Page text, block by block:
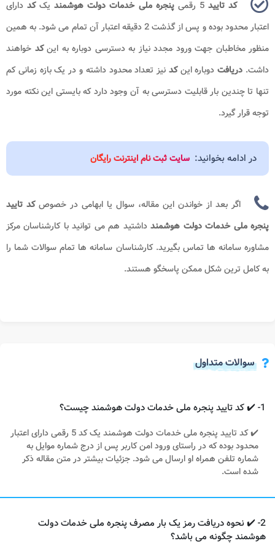
کد تایید 5 رقمی پنجره ملی خدمات دولت هوشمندیککد دارای
اعتبار محدود بوده و پس از گذشت 2 دقیقه اعتبار آن تمام می شود. به همین
منظور مخاطبان جهت ورود مجدد نیاز به دسترسی دوباره به اینکد خواهند
داشت. دریافت دوباره اینکد نیز تعداد محدود داشته و در یک بازه زمانی کم
تنها تا چندین بار قابلیت دسترسی به آن وجود دارد که بایستی این نکته مورد
توجه قرار گیرد.
در ادامه بخوانید: سایت ثبت نام اینترنت رایگان
اگر بعد از خواندن این مقاله، سوال یا ابهامی در خصوصکد تایید
پنجره ملی خدمات دولت هوشمندداشتید هم می توانید با کارشناسان مرکز
مشاوره سامانه ها تماس بگیرید. کارشناسان سامانه ها تمام سوالات شما را
به کامل ترین شکل ممکن پاسخگو هستند.
سوالات متداول
1- ✔️ کد تایید پنجره ملی خدمات دولت هوشمند چیست؟
✔️ کد تایید پنجره ملی خدمات دولت هوشمند یک کد 5 رقمی دارای اعتبار
محدود بوده که در راستای ورود امن کاربر پس از درج شماره موایل به
شماره تلفن همراه او ارسال می شود. جزئیات بیشتر در متن مقاله ذکر
شده است.
2- ✔️ نحوه دریافت رمز یک بار مصرف پنجره ملی خدمات دولت
هوشمند چگونه می باشد؟